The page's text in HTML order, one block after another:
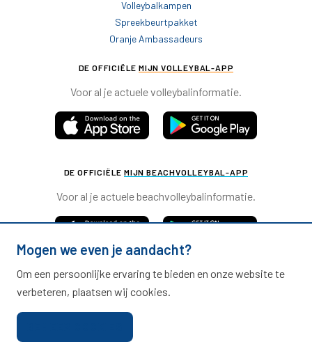
Volleybalkampen
Spreekbeurtpakket
Oranje Ambassadeurs
DE OFFICIËLE MIJN VOLLEYBAL-APP
Voor al je actuele volleybalinformatie.
DE OFFICIËLE MIJN BEACHVOLLEYBAL-APP
Voor al je actuele beachvolleybalinformatie.
Mogen we even je aandacht?
Om een persoonlijke ervaring te bieden en onze website te
verbeteren, plaatsen wij cookies.